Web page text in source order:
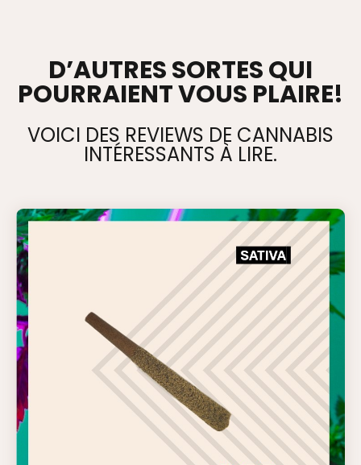
D’AUTRES SORTES QUI
POURRAIENT VOUS PLAIRE!
VOICI DES REVIEWS DE CANNABIS
INTÉRESSANTS À LIRE.